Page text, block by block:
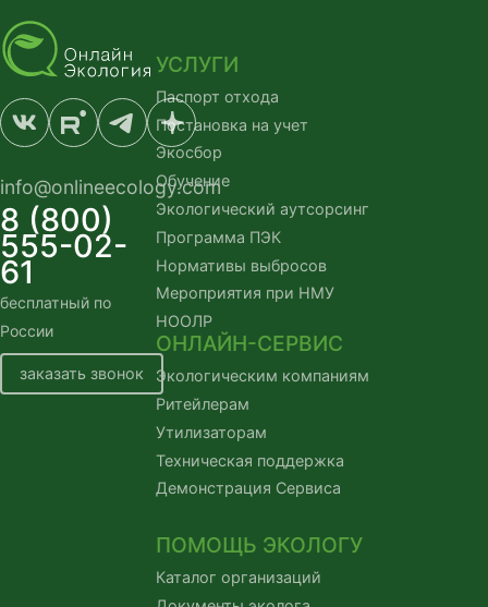
info@onlineecology.com
8 (800)
555-02-
61
бесплатный по
России
заказать звонок
УСЛУГИ
Паспорт отхода
Постановка на учет
Экосбор
Обучение
Экологический аутсорсинг
Программа ПЭК
Нормативы выбросов
Мероприятия при НМУ
НООЛР
ОНЛАЙН-СЕРВИС
Экологическим компаниям
Ритейлерам
Утилизаторам
Техническая поддержка
Демонстрация Сервиса
ПОМОЩЬ ЭКОЛОГУ
Каталог организаций